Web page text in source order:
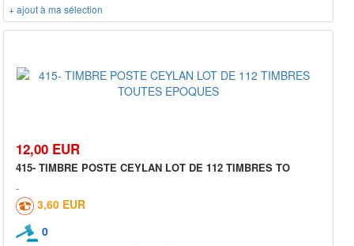
+ ajout à ma sélection
12,00 EUR
415- TIMBRE POSTE CEYLAN LOT DE 112 TIMBRES TO
3,60 EUR
0